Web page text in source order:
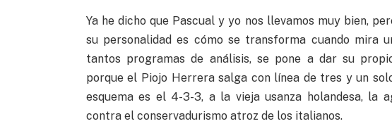
Ya he dicho que Pascual y yo nos llevamos muy bien,
su personalidad es cómo se transforma cuando mira
tantos programas de análisis, se pone a dar su
porque el Piojo Herrera salga con línea de tres y un
esquema es el 4-3-3, a la vieja usanza holandesa, la
contra el conservadurismo atroz de los italianos.